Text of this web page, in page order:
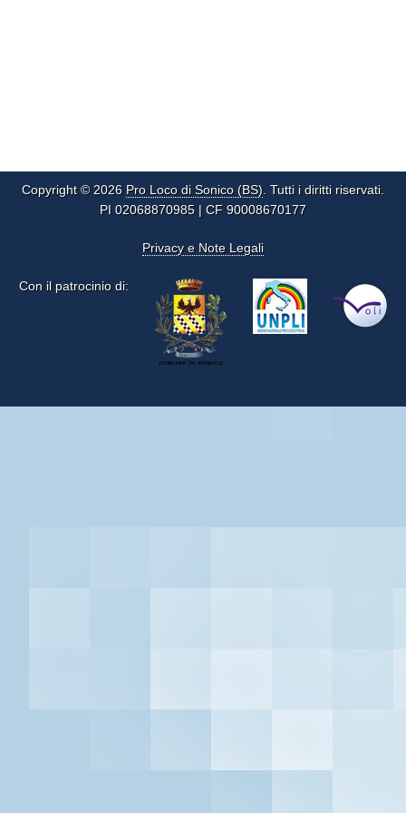
Copyright © 2026 Pro Loco di Sonico (BS). Tutti i diritti riservati.
PI 02068870985 | CF 90008670177
Privacy e Note Legali
Con il patrocinio di: